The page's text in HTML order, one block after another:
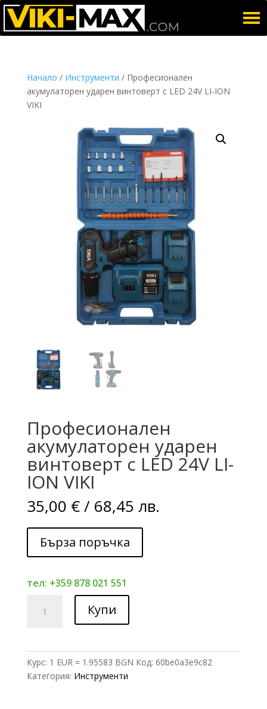
Начало / Инструменти / Професионалeн
акумулаторен ударен винтоверт с LED 24V LI-ION
VIKI
Професионалeн
акумулаторен ударен
винтоверт с LED 24V LI-
ION VIKI
35,00 €/ 68,45 лв.
Бърза поръчка
тел: +359 878 021 551
Професионалeн
винтоверт
Купи
Курс: 1 EUR = 1.95583 BGN Код: 60be0a3e9c82
Категория: Инструменти